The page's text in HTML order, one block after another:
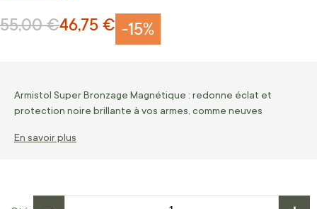
-15%
Prix Spécial
46,75 €
Prix normal
55,00 €
Armistol Super Bronzage Magnétique : redonne éclat et
protection noire brillante à vos armes, comme neuves
En savoir plus